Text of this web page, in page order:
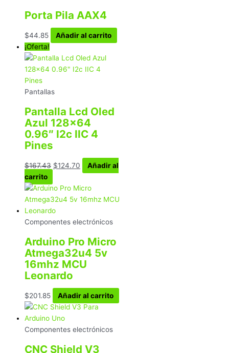
Porta Pila AAX4
$44.85
Añadir al carrito
¡Oferta!
Pantallas
Pantalla Lcd Oled
Azul 128×64
0.96″ I2c IIC 4
Pines
$167.43 $124.70
Añadir al
carrito
Componentes electrónicos
Arduino Pro Micro
Atmega32u4 5v
16mhz MCU
Leonardo
$201.85 Añadir al carrito
Componentes electrónicos
CNC Shield V3